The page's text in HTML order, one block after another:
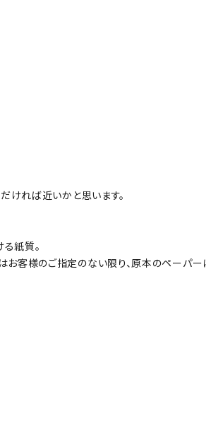
ければ近いかと思います。
紙質。
客様のご指定のない限り、原本のペーパー